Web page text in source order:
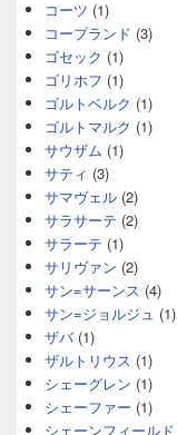
コーツ (1)
コープランド (3)
ゴセック (1)
ゴリホフ (1)
ゴルトベルク (1)
ゴルトマルク (1)
サウザム (1)
サティ (3)
サマヴェル (2)
サラサーテ (2)
サラーテ (1)
サリヴァン (2)
サン=サーンス (4)
サン=ジョルジュ (1)
ザバ(1)
ザルトリウス (1)
シェーグレン (1)
シェーファー (1)
シェーンフィールド